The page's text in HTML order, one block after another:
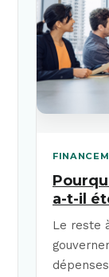
a-t-il
Le reste